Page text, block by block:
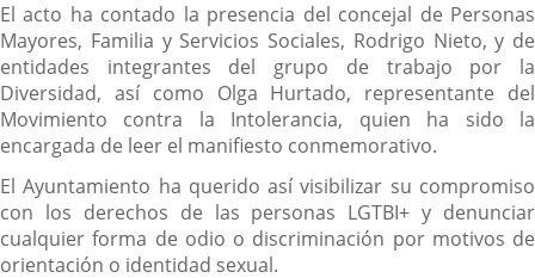
El acto ha contado la presencia del concejal de Personas
Mayores, Familia y Servicios Sociales, Rodrigo Nieto, y de
entidades integrantes del grupo de trabajo por la
Diversidad, así como Olga Hurtado, representante del
Movimiento contra la Intolerancia, quien ha sido la
encargada de leer el manifiesto conmemorativo.
El Ayuntamiento ha querido así visibilizar su compromiso
con los derechos de las personas LGTBI+ y denunciar
cualquier forma de odio o discriminación por motivos de
orientación o identidad sexual.